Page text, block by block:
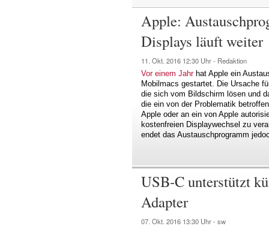
Apple:
Displays läuft weiter
11. Okt. 2016 12:30 Uhr - Redaktion
Vor einem Jahrhat Apple ein
Mobilmacs gestartet. Die Ursache
die sich vom Bildschirm lösen und
die ein von der Problematik
Apple oder an ein von Apple
kostenfreien Displaywechsel zu
endet das Austauschprogramm
USB-C unterstützt
Adapter
07. Okt. 2016 13:30 Uhr - sw